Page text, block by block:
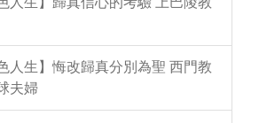
人生】悔改歸真分別為聖 西門教
夫婦